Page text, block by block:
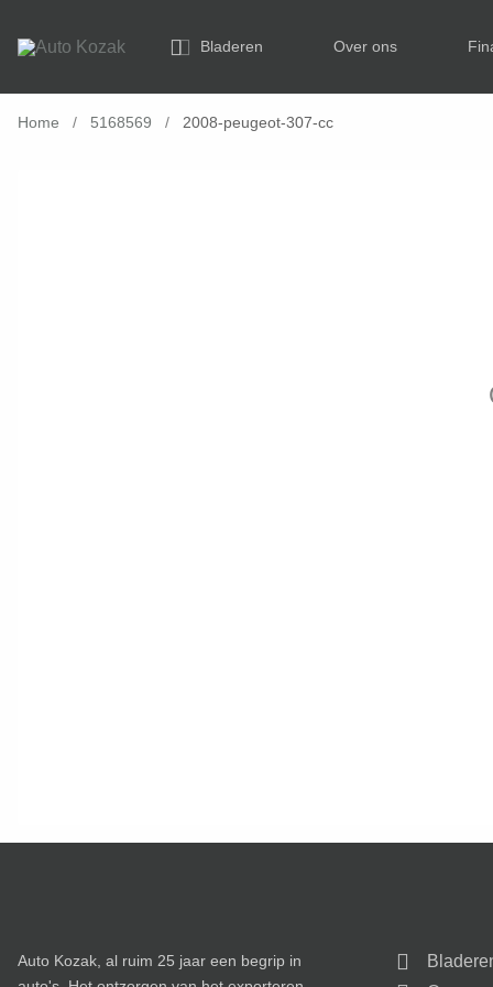
Bladeren Over ons
Home / 5168569 / 2008-peugeot-307-cc
Auto Kozak, al ruim 25 jaar een begrip in